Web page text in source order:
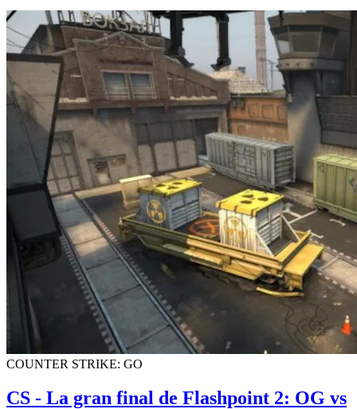
COUNTER STRIKE: GO
CS - La gran final de Flashpoint 2: OG vs